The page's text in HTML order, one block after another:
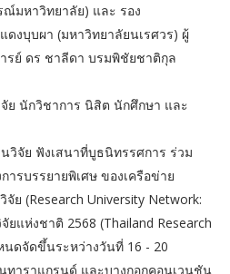
ณ์มหาวิทยาลัย) และ รอง
งบุบผา (มหาวิทยาลัยนเรศวร) ผู้
รย์ ดร ชาลีดา บรมพิชัยชาติกุล
ย นักวิชาการ นิสิต นักศึกษา และ
วิจัย ฟังเสนาที่บูธนิทรรศการ ร่วม
ารบรรยายพิเศษ ของเครือข่าย
ย (Research University Network:
ยแห่งชาติ 2568 (Thailand Research
นดจัดขึ้นระหว่างวันที่ 16 - 20
ทาราแกรนด์ และบางกอกคอนเวนชัน